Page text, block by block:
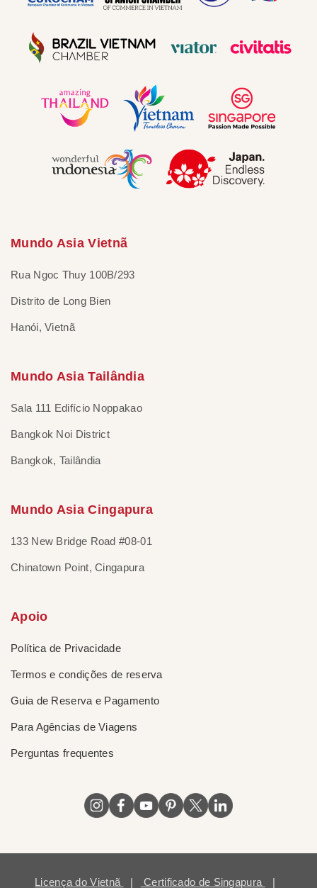
Mundo Asia Vietnã
Rua Ngoc Thuy 100B/293
Distrito de Long Bien
Hanói, Vietnã
Mundo Asia Tailândia
Sala 111 Edifício Noppakao
Bangkok Noi District
Bangkok, Tailândia
Mundo Asia Cingapura
133 New Bridge Road #08-01
Chinatown Point, Cingapura
Apoio
Política de Privacidade
Termos e condições de reserva
Guia de Reserva e Pagamento
Para Agências de Viagens
Perguntas frequentes
Licença do Vietnã | Certificado de Singapura |